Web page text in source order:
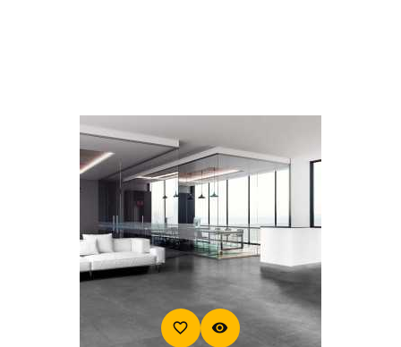
favorite_border visibility